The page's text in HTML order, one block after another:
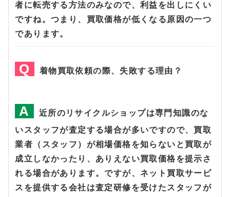
者に転売する方法のみなので、利益を出しにくい
ですね。つまり、買取価格が低くなる原因の一つ
であります。
着物買取依頼の際、失敗する理由？
近所のリサイクルショップは専門知識のな
いスタッフが査定する場合が多いですので、買取
業者（スタッフ）が相場価格を知らないと買取が
成立しなかったり、ありえない買取価格を提示さ
れる場合があります。ですが、ネット買取サービ
スを提供する会社は査定研修を受けたスタッフが